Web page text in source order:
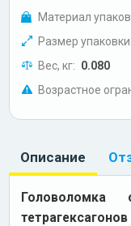
Материал
Размер упаковки:
Вес, кг: 0.080
Возрастное
Описание
Головоломка